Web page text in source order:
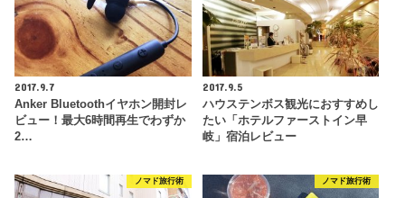
2017.9.7
Anker Bluetoothイヤホン開封レ
ビュー！最大6時間再生でわずか
2…
2017.9.5
ハウステンボス観光におすすめし
たい「ホテルファーストイン早
岐」宿泊レビュー
ノマド旅行術 ノマド旅行術